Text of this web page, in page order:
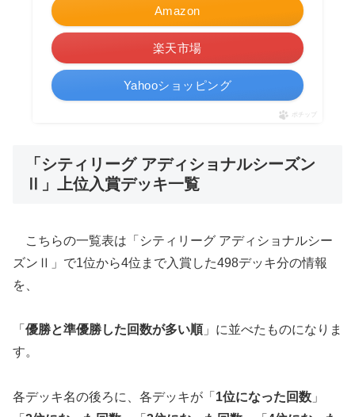
Amazon
楽天市場
Yahooショッピング
ポチップ
「シティリーグ アディショナルシーズン
Ⅱ」上位入賞デッキ一覧
こちらの一覧表は 「シティリーグ アディショナルシー
ズンⅡ」で1位から4位まで入賞した498デッキ分の情報
を、
「 優勝と準優勝した回数が多い順」に並べたものになりま
す。
各デッキ名の後ろに、各デッキが「 1位になった回数 」